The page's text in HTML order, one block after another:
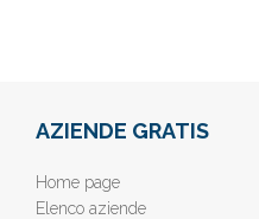
AZIENDE GRATIS
Home page
Elenco aziende